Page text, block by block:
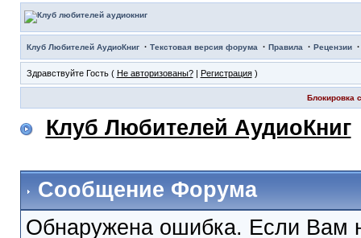
Клуб Любителей АудиоКниг· Текстовая версия форума · Правила · Рецензии
Здравствуйте Гость ( Не авторизованы?| Регистрация)
Блокировка
Клуб Любителей АудиоКниг
Сообщение Форума
Обнаружена ошибка. Если Вам